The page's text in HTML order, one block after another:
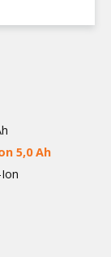
5,0 Ah